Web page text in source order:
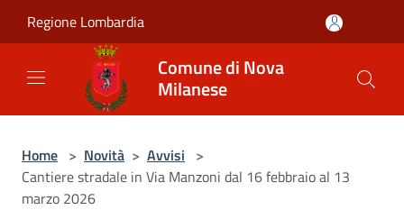
Regione Lombardia
Comune di Nova
Milanese
Home > Novità > Avvisi >
Cantiere stradale in Via Manzoni dal 16 febbraio al 13
marzo 2026